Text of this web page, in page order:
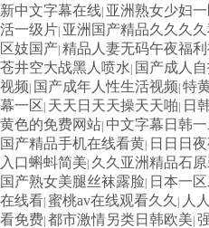
新中文字幕在线| 亚洲熟女少妇
活一级片| 亚洲国产精品久久久久
区妓国产| 精品人妻无码午夜福
苍井空大战黑人喷水| 国产成人
视频| 国产成年人性生活视频| 特
幕一区| 天天日天天操天天啪| 日
黄色的免费网站| 中文字幕日韩
国产精品手机在线看黄| 日日日
入口蝌蚪简美| 久久亚洲精品石
国产熟女美腿丝袜露脸| 日本一
在线看| 蜜桃av在线观看久久 | 人
看免费| 都市激情另类日韩欧美|